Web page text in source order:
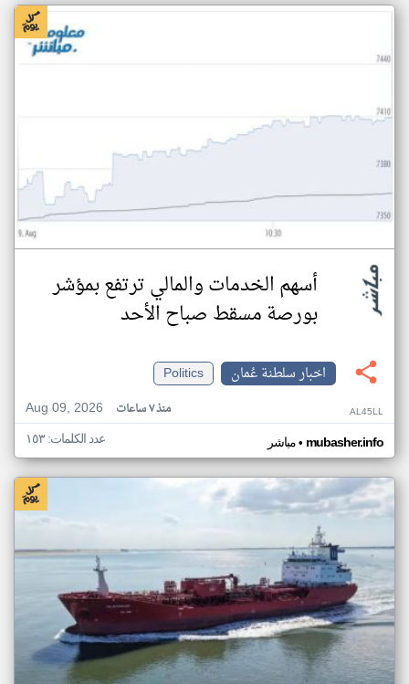
أسهم الخدمات والمالي ترتفع بمؤشر
بورصة مسقط صباح الأحد
اخبار سلطنة عُمان
Politics
Aug 09, 2026
منذ ٧ ساعات AL45LL
مباشر• mubasher.info عدد الكلمات: ١٥٣